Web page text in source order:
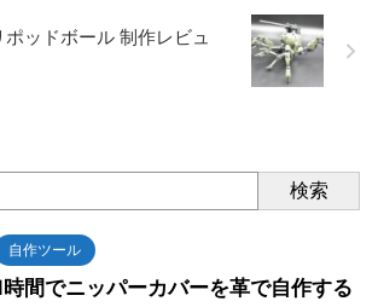
ポッドボール 制作レビュ
検索
自作ツール
時間でニッパーカバーを革で自作する